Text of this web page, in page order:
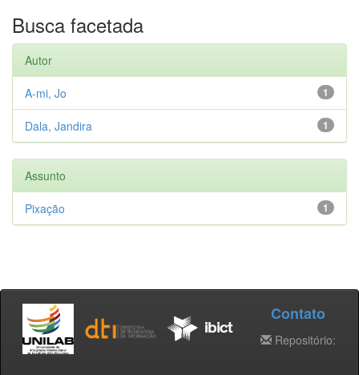
Busca facetada
Autor
1
A-mi, Jo
1
Dala, Jandira
Assunto
1
Pixação
Contato
Repositório: